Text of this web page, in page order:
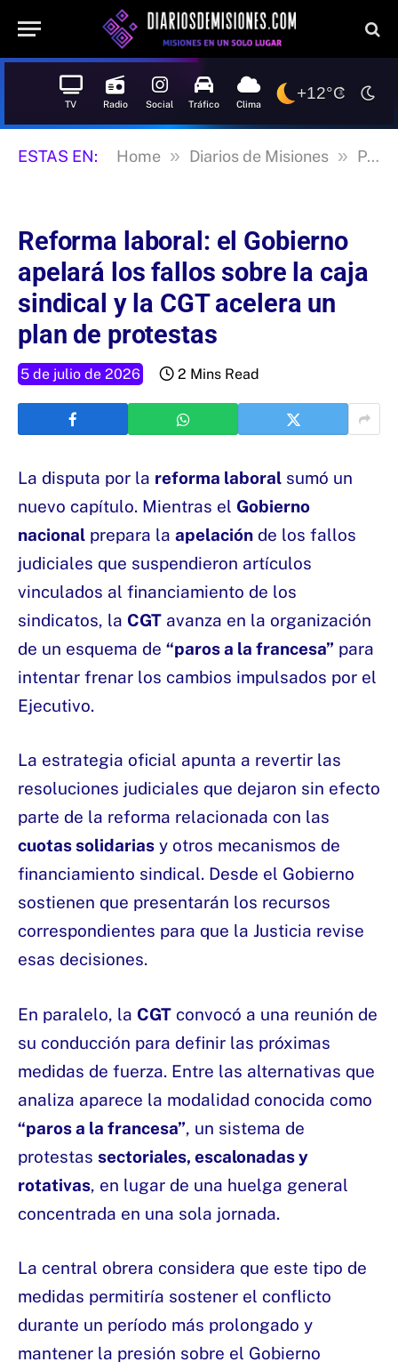
TV Radio Social Tráfico Clima
+12°C
ESTAS EN: Home » Diarios de Misiones » Posadas
Reforma laboral: el Gobierno
apelará los fallos sobre la caja
sindical y la CGT acelera un
plan de protestas
5 de julio de 2026 2 Mins Read
La disputa por la reforma laboral sumó un
nuevo capítulo. Mientras el Gobierno
nacional prepara la apelación de los fallos
judiciales que suspendieron artículos
vinculados al financiamiento de los
sindicatos, la CGT avanza en la organización
de un esquema de “paros a la francesa” para
intentar frenar los cambios impulsados por el
Ejecutivo.
La estrategia oficial apunta a revertir las
resoluciones judiciales que dejaron sin efecto
parte de la reforma relacionada con las
cuotas solidarias y otros mecanismos de
financiamiento sindical. Desde el Gobierno
sostienen que presentarán los recursos
correspondientes para que la Justicia revise
esas decisiones.
En paralelo, la CGT convocó a una reunión de
su conducción para definir las próximas
medidas de fuerza. Entre las alternativas que
analiza aparece la modalidad conocida como
“paros a la francesa”, un sistema de
protestas sectoriales, escalonadas y
rotativas, en lugar de una huelga general
concentrada en una sola jornada.
La central obrera considera que este tipo de
medidas permitiría sostener el conflicto
durante un período más prolongado y
mantener la presión sobre el Gobierno